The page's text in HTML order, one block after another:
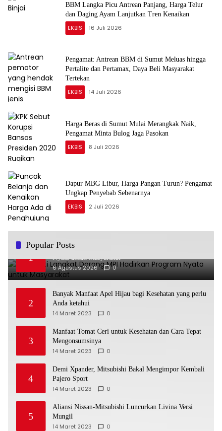
BBM Langka Picu Antrean Panjang, Harga Telur
dan Daging Ayam Lanjutkan Tren Kenaikan
EKBIS 16 Juli 2026
Pengamat: Antrean BBM di Sumut Meluas hingga
Pertalite dan Pertamax, Daya Beli Masyarakat
Tertekan
EKBIS 14 Juli 2026
Harga Beras di Sumut Mulai Merangkak Naik,
Pengamat Minta Bulog Jaga Pasokan
EKBIS 8 Juli 2026
Dapur MBG Libur, Harga Pangan Turun? Pengamat
Ungkap Penyebab Sebenarnya
EKBIS 2 Juli 2026
Popular Posts
1
Plt Bupati Langkat Dorong MPI Hadirkan Program
6 Agustus 2026 0
2
Banyak Manfaat Apel Hijau bagi Kesehatan yang perlu
Anda ketahui
14 Maret 2023 0
3
Manfaat Tomat Ceri untuk Kesehatan dan Cara Tepat
Mengonsumsinya
14 Maret 2023 0
4
Demi Xpander, Mitsubishi Bakal Mengimpor Kembali
Pajero Sport
14 Maret 2023 0
5
Aliansi Nissan-Mitsubishi Luncurkan Livina Versi
Mungil
14 Maret 2023 0